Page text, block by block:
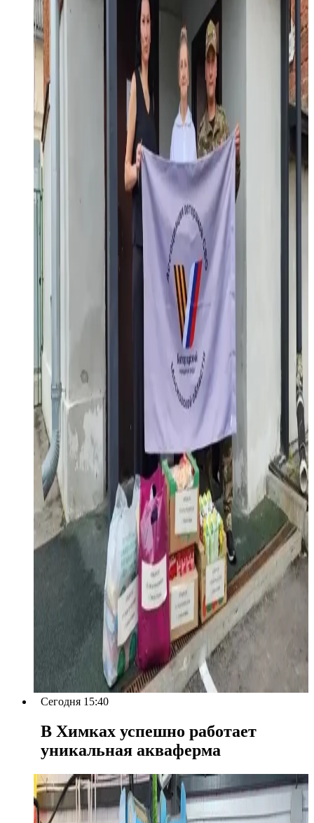
Сегодня 15:40
В Химках успешно работает
уникальная акваферма